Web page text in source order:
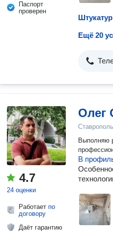
Паспорт
проверен
Ещё 20
4.7
24 оценки
Работает по
договору
Даёт гарантию
Олег
Ставрополь
Выполняю
В